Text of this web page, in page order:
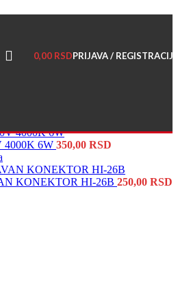
0,00 RSDPRIJAVA /
4000K 6W 350,00 RSD
KONEKTOR HI-26B 250,00 RSD